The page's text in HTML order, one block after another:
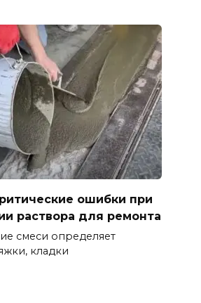
ошибки при
раствора для ремонта
смеси определяет
кладки